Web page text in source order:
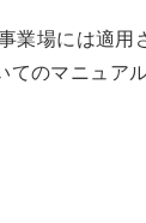
業場には適用
のマニュア